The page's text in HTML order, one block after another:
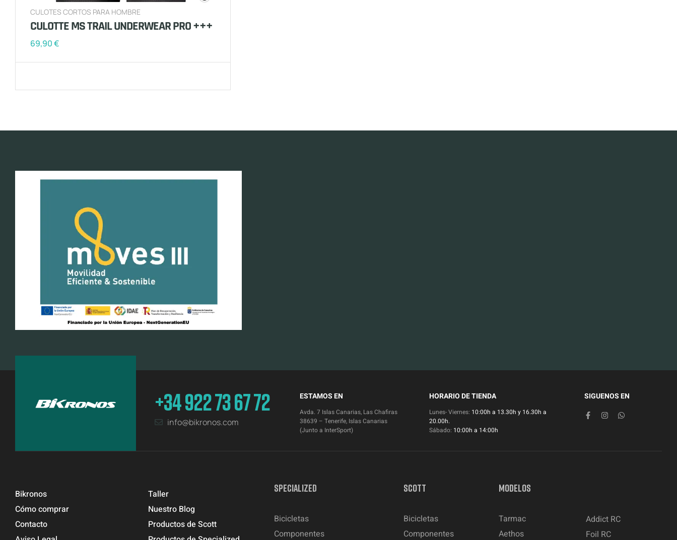
CULOTES CORTOS PARA HOMBRE
CULOTTE MS TRAIL UNDERWEAR PRO +++
69,90€
+34 922 73 67 72
info@bikronos.com
ESTAMOS EN
Avda. 7 Islas Canarias, Las Chafiras
38639 – Tenerife, Islas Canarias
(Junto a InterSport)
HORARIO DE TIENDA
Lunes- Viernes: 10:00h a 13.30h y 16.30h a
20.00h.
Sábado: 10:00h a 14:00h
SIGUENOS EN
Bikronos
Cómo comprar
Contacto
Taller
Nuestro Blog
Productos de Scott
SPECIALIZED
Bicicletas
Componentes
SCOTT
Bicicletas
Componentes
MODELOS
Tarmac
Aethos
Addict RC
Foil RC